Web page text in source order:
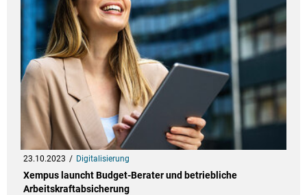
23.10.2023 Digitalisierung
Xempus launcht Budget-Berater und betriebliche
Arbeitskraftabsicherung